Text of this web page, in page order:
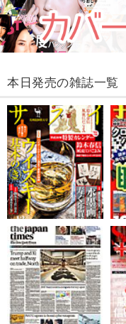
本日発売の雑誌一覧